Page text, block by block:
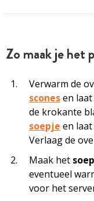
Zo maak je het
Verwarm de
sconesen
de krokante
soepje en
Verlaag de
Maak het
eventueel
voor het